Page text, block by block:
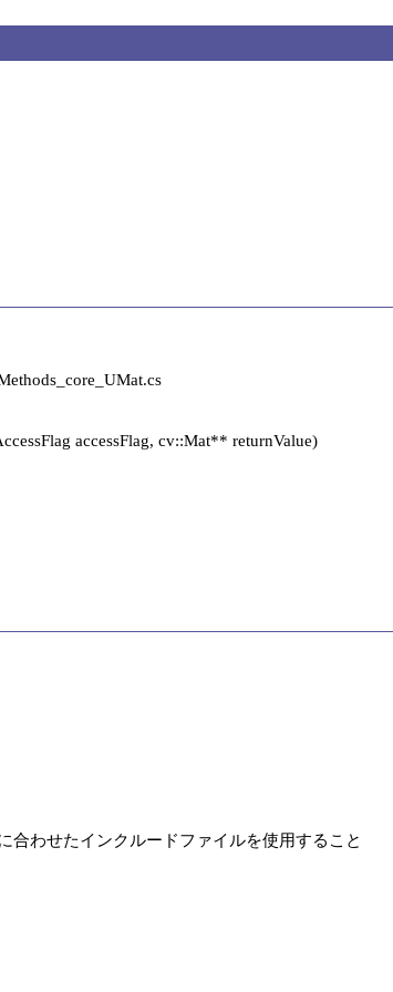
accessFlag, cv::Mat** returnValue)
合わせたインクルードファイルを使用すること